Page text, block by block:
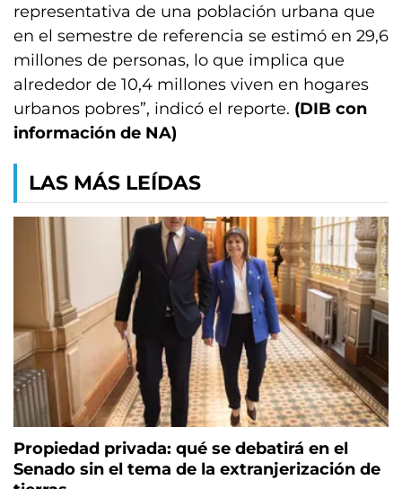
representativa de una población urbana que
en el semestre de referencia se estimó en 29,6
millones de personas, lo que implica que
alrededor de 10,4 millones viven en hogares
urbanos pobres”, indicó el reporte. (DIB con
información de NA)
LAS MÁS LEÍDAS
Propiedad privada: qué se debatirá en el
Senado sin el tema de la extranjerización de